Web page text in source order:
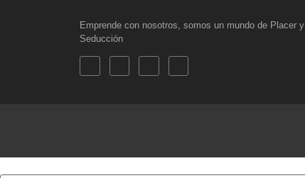
Emprende con nosotros, somos un mundo de Placer y
Seducción